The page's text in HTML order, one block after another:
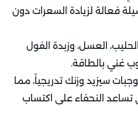
فعالة لزيادة السعرات دون
العسل، وزبدة الفول
غني بالطاقة.
سيزيد وزنك تدريجياً، مما
النحفاء على اكتساب